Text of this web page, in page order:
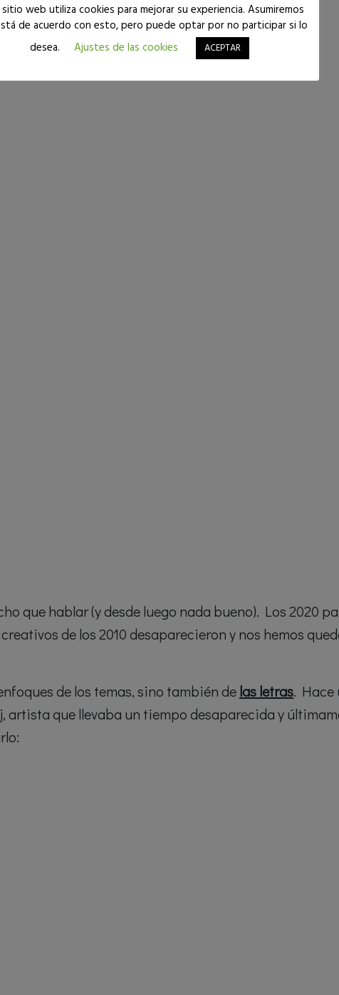
que hablar (y desde luego nada bueno). Los 2020
de los 2010 desaparecieron y nos hemos
de los temas, sino también delas letras. Hace
que llevaba un tiempo desaparecida y
web utiliza cookies para mejorar su experiencia. Asumiremos
de acuerdo con esto, pero puede optar por no participar si lo
desea.
Ajustes de las cookies ACEPTAR